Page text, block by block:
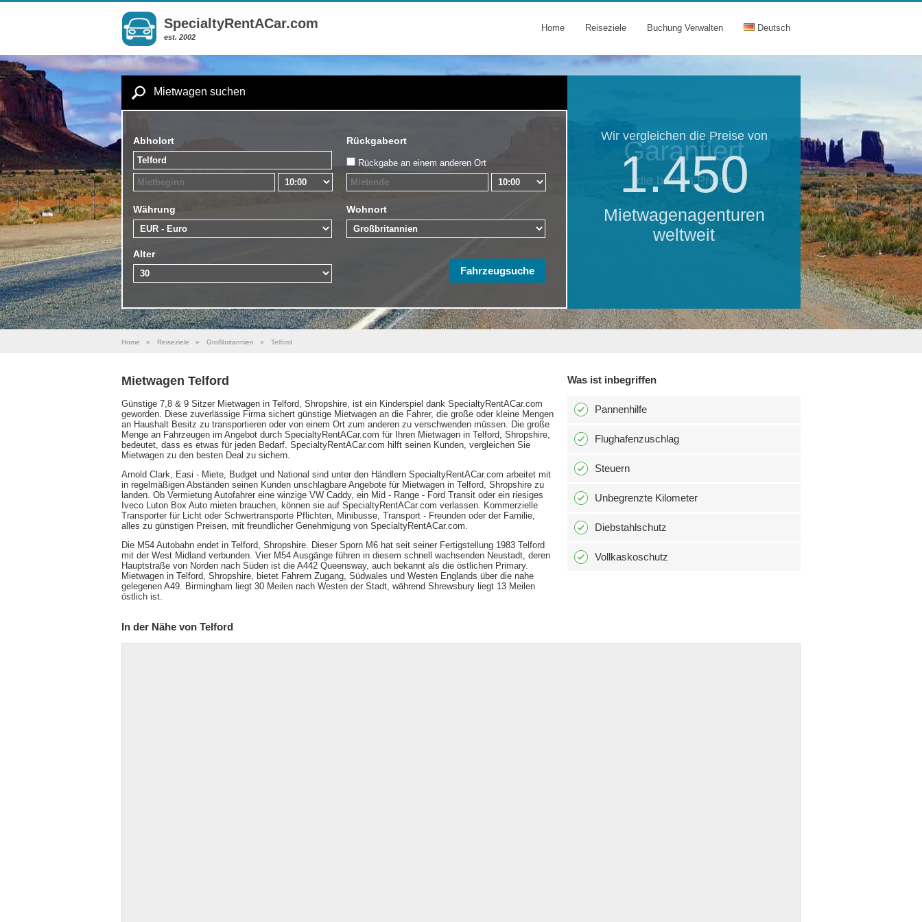
SpecialtyRentACar.com
est. 2002
Home Reiseziele Buchung Verwalten Deutsch
Mietwagen suchen
Abholort Rückgabeort
Rückgabe an einem anderen Ort
Währung Wohnort
Alter
Wir vergleichen die Preise von
1.450
Mietwagenagenturen
weltweit
Garantiert
die besten Preise
Home » Reiseziele » Großbritannien » Telford
Mietwagen Telford
Günstige 7,8 & 9 Sitzer Mietwagen in Telford, Shropshire, ist ein Kinderspiel dank SpecialtyRentACar.com
geworden. Diese zuverlässige Firma sichert günstige Mietwagen an die Fahrer, die große oder kleine Mengen
an Haushalt Besitz zu transportieren oder von einem Ort zum anderen zu verschwenden müssen. Die große
Menge an Fahrzeugen im Angebot durch SpecialtyRentACar.com für Ihren Mietwagen in Telford, Shropshire,
bedeutet, dass es etwas für jeden Bedarf. SpecialtyRentACar.com hilft seinen Kunden, vergleichen Sie
Mietwagen zu den besten Deal zu sichern.
Arnold Clark, Easi - Miete, Budget und National sind unter den Händlern SpecialtyRentACar.com arbeitet mit
in regelmäßigen Abständen seinen Kunden unschlagbare Angebote für Mietwagen in Telford, Shropshire zu
landen. Ob Vermietung Autofahrer eine winzige VW Caddy, ein Mid - Range - Ford Transit oder ein riesiges
Iveco Luton Box Auto mieten brauchen, können sie auf SpecialtyRentACar.com verlassen. Kommerzielle
Transporter für Licht oder Schwertransporte Pflichten, Minibusse, Transport - Freunden oder der Familie,
alles zu günstigen Preisen, mit freundlicher Genehmigung von SpecialtyRentACar.com.
Die M54 Autobahn endet in Telford, Shropshire. Dieser Sporn M6 hat seit seiner Fertigstellung 1983 Telford
mit der West Midland verbunden. Vier M54 Ausgänge führen in diesem schnell wachsenden Neustadt, deren
Hauptstraße von Norden nach Süden ist die A442 Queensway, auch bekannt als die östlichen Primary.
Mietwagen in Telford, Shropshire, bietet Fahrern Zugang, Südwales und Westen Englands über die nahe
gelegenen A49. Birmingham liegt 30 Meilen nach Westen der Stadt, während Shrewsbury liegt 13 Meilen
östlich ist.
Was ist inbegriffen
Pannenhilfe
Flughafenzuschlag
Steuern
Unbegrenzte Kilometer
Diebstahlschutz
Vollkaskoschutz
In der Nähe von Telford